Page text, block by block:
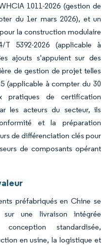
1011-2026 (gestion de
du 1er mars 2026), et un
la construction modulaire
5392-2026 (applicable à
ajouts s'appuient sur des
de gestion de projet telles
(applicable à compter du 30
pratiques de certification
les acteurs du secteur, ils
et la préparation
de différenciation clés pour
de composants opérant
préfabriqués en Chine se
une livraison intégrée
standardisée,
en usine, la logistique et